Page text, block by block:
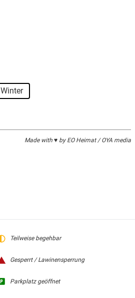
Winter
Made with ♥ by EO Heimat / OYA media
Teilweise begehbar
Gesperrt / Lawinensperrung
Parkplatz geöffnet